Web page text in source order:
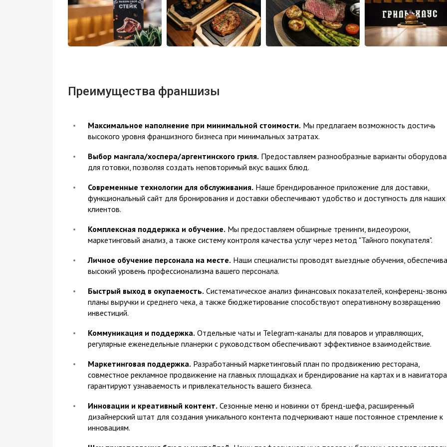
Преимущества франшизы
Максимальное наполнение при минимальной стоимости. Мы предлагаем возможность достичь
высокого уровня франшизного бизнеса при минимальных затратах.
Выбор мангала/хоспера/аргентинского гриля. Предоставляем разнообразные варианты
для готовки, позволяя создать неповторимый вкус ваших блюд.
Современные технологии для обслуживания. Наше брендированное приложение для доставки,
функциональный сайт для бронирования и доставки обеспечивают удобство и доступность для наших
клиентов.
Комплексная поддержка и обучение. Мы предоставляем обширные тренинги, видеоуроки,
маркетинговый анализ, а также систему контроля качества услуг через метод "Тайного покупателя".
Личное обучение персонала на месте. Наши специалисты проводят выездные обучения,
высокий уровень профессионализма вашего персонала.
Быстрый выход в окупаемость. Систематическое анализ финансовых показателей, конференц-
планы выручки и среднего чека, а также бюджетирование способствуют оперативному возвращению
инвестиций.
Коммуникация и поддержка. Отдельные чаты и Telegram-каналы для поваров и управляющих,
регулярные еженедельные планерки с руководством обеспечивают эффективное взаимодействие.
Маркетинговая поддержка. Разработанный маркетинговый план по продвижению ресторана,
совместное рекламное продвижение на главных площадках и брендирование на картах и в
гарантируют узнаваемость и привлекательность вашего бизнеса.
Инновации и креативный контент. Сезонные меню и новинки от бренд-шефа, расширенный
дизайнерский штат для создания уникального контента подчеркивают наше постоянное стремление к
инновациям.